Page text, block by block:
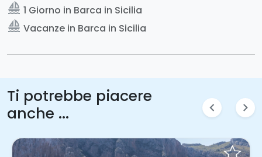
sailing 1 Giorno in Barca in Sicilia
sailing Vacanze in Barca in Sicilia
Ti potrebbe piacere
anche ...
chevron_left chevron_right